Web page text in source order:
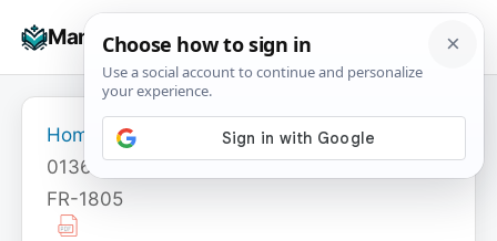
Manuals+
☰
Home
01361a-Raychem-IM-DOC71-SelfRegCable-
FR-1805